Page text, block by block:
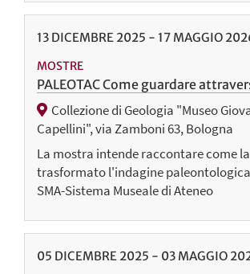
13 DICEMBRE 2025 - 17 MAGGIO
MOSTRE
PALEOTAC Come guardare
Collezione di Geologia "Museo
Capellini", via Zamboni 63, Bologna
La mostra intende raccontare come la
trasformato l'indagine
SMA-Sistema Museale di Ateneo
05 DICEMBRE 2025 - 03 MAGGIO